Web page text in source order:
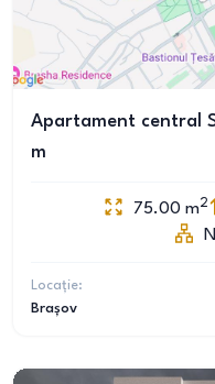
Apartament central
m
75.00 m2
Locație:
Brașov